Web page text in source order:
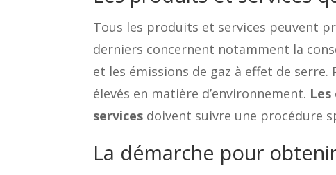
Tous les produits et services peuvent
derniers concernent notamment la
et les émissions de gaz à effet de
élevés en matière d’environnement.
services doivent suivre une procédure
La démarche pour